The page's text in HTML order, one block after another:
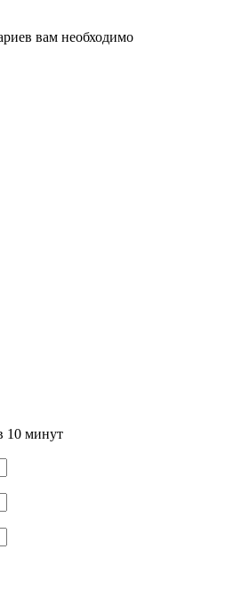
вам необходимо
10 минут